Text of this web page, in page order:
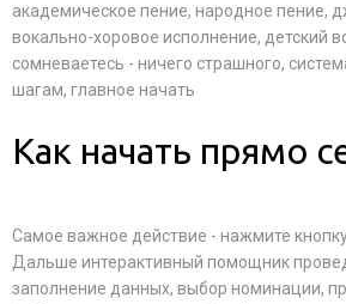
академическое пение, народное пение,
вокально-хоровое исполнение, детский
сомневаетесь - ничего страшного,
шагам, главное начать
Как начать прямо
Самое важное действие - нажмите
Дальше интерактивный помощник
заполнение данных, выбор номинации,